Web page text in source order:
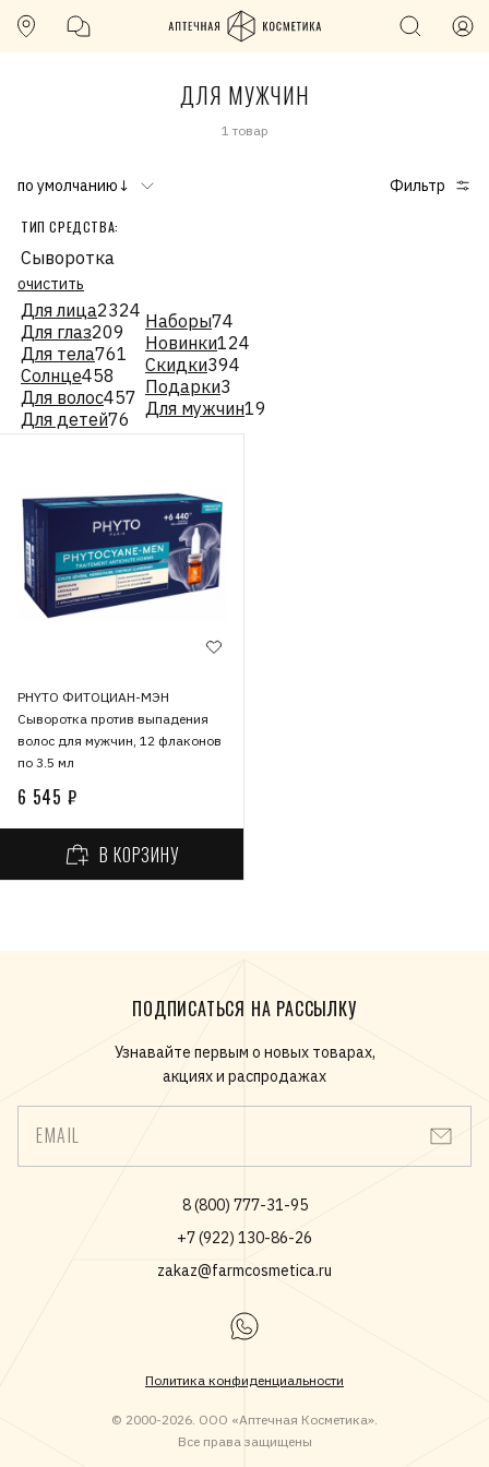
ДЛЯ МУЖЧИН
1 товар
по умолчанию↓ Фильтр
ТИП СРЕДСТВА:
Сыворотка
очистить
Для лица2324
Для глаз209
Для тела761
Солнце458
Для волос457
Для детей76
Наборы74
Новинки124
Скидки394
Подарки3
Для мужчин19
PHYTO ФИТОЦИАН-МЭН
Сыворотка против выпадения
волос для мужчин, 12 флаконов
по 3.5 мл
6 545 ₽
В КОРЗИНУ
ПОДПИСАТЬСЯ НА РАССЫЛКУ
Узнавайте первым о новых товарах,
акциях и распродажах
EMAIL
8 (800) 777-31-95
+7 (922) 130-86-26
zakaz@farmcosmetica.ru
Политика конфиденциальности
© 2000-2026. ООО «Аптечная Косметика».
Все права защищены